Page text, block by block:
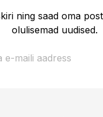
ning saad oma
olulisemad uudised.